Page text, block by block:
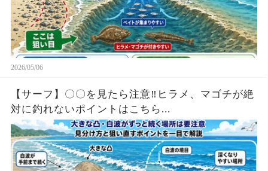
2026/05/06
【サーフ】〇〇を見たら注意‼︎ヒラメ、マゴチが絶
対に釣れないポイントはこちら...